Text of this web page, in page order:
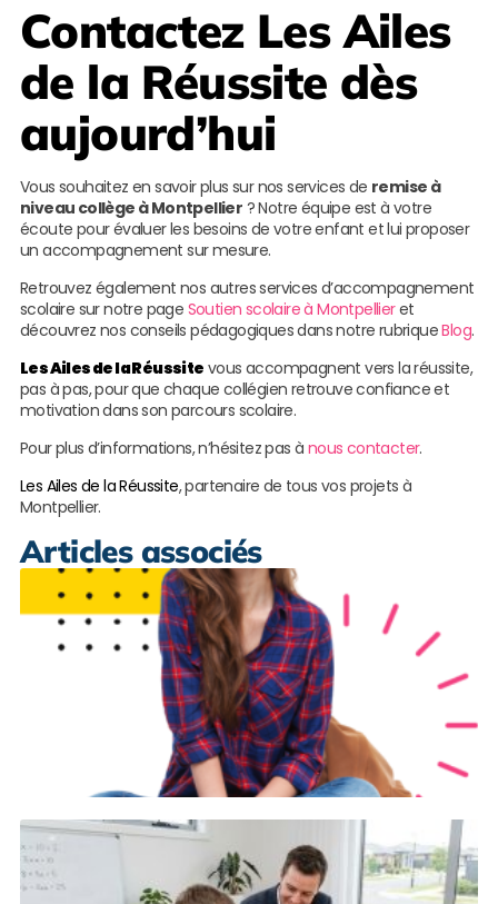
Contactez Les Ailes
de la Réussite dès
aujourd’hui
Vous souhaitez en savoir plus sur nos services de remise à
niveau collège à Montpellier ? Notre équipe est à votre
écoute pour évaluer les besoins de votre enfant et lui proposer
un accompagnement sur mesure.
Retrouvez également nos autres services d’accompagnement
scolaire sur notre page Soutien scolaire à Montpellieret
découvrez nos conseils pédagogiques dans notre rubriqueBlog.
Les Ailes de la Réussite vous accompagnent vers la réussite,
pas à pas, pour que chaque collégien retrouve confiance et
motivation dans son parcours scolaire.
Pour plus d’informations, n’hésitez pas à nous contacter.
Les Ailes de la Réussite, partenaire de tous vos projets à
Montpellier.
Articles associés